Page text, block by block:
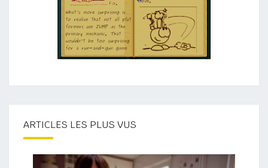
ARTICLES LES PLUS VUS